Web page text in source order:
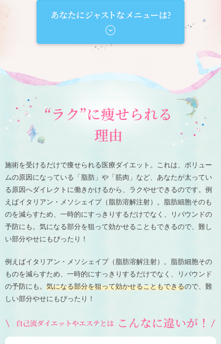
施術を受けるだけで痩せられる医療ダイエット。これは、ボリュー
ムの原因になっている「脂肪」や「筋肉」など、あなたが太ってい
る原因へダイレクトに働きかけるから、ラクやせできるのです。例
えばイタリアン・メソシェイプ（脂肪溶解注射）。脂肪細胞そのも
のを減らすため、一時的にすっきりするだけでなく、リバウンドの
予防にも。気になる部分を狙って効かせることもできるので、難し
い部分やせにもぴったり！
例えばイタリアン・メソシェイプ（脂肪溶解注射）。脂肪細胞その
ものを減らすため、一時的にすっきりするだけでなく、リバウンド
の予防にも。 気になる部分を狙って効かせることもできるので、難
しい部分やせにもぴったり！